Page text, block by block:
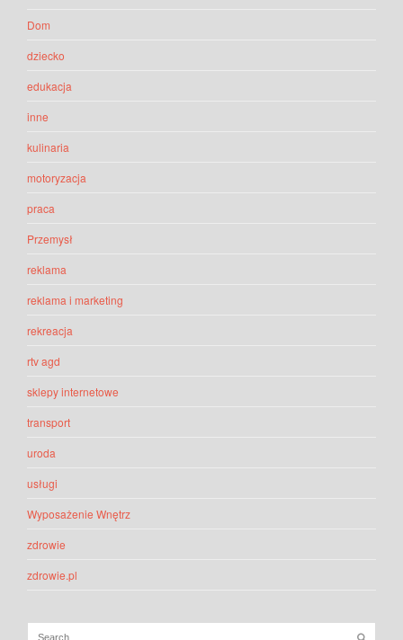
Dom
dziecko
edukacja
inne
kulinaria
motoryzacja
praca
Przemysł
reklama
reklama i marketing
rekreacja
rtv agd
sklepy internetowe
transport
uroda
usługi
Wyposażenie Wnętrz
zdrowie
zdrowie.pl